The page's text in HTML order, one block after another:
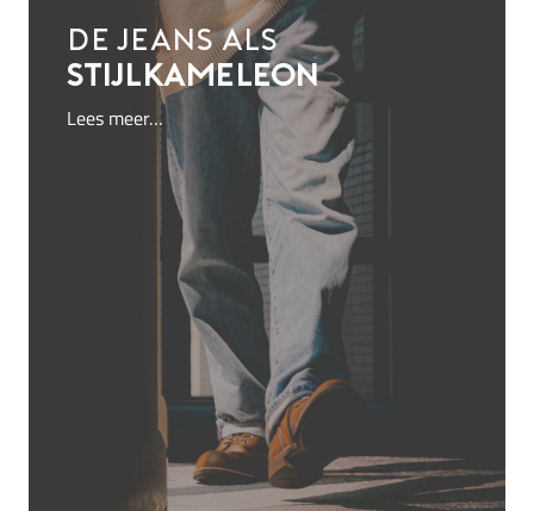
De jeans als
stijlkameleon
Lees meer…